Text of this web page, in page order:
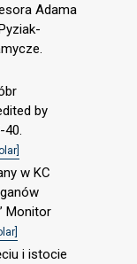
Adama
by
40.
w KC
Monitor
i istocie